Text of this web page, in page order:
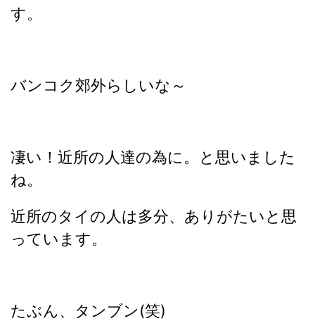
す。
バンコク郊外らしいな～
凄い！近所の人達の為に。と思いました
ね。
近所のタイの人は多分、ありがたいと思
っています。
たぶん、タンブン(笑)